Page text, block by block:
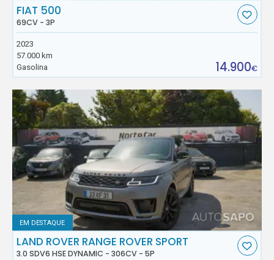
FIAT 500
69CV - 3P
2023
57.000 km
Gasolina
14.900€
EM DESTAQUE
LAND ROVER RANGE ROVER SPORT
3.0 SDV6 HSE DYNAMIC - 306CV - 5P